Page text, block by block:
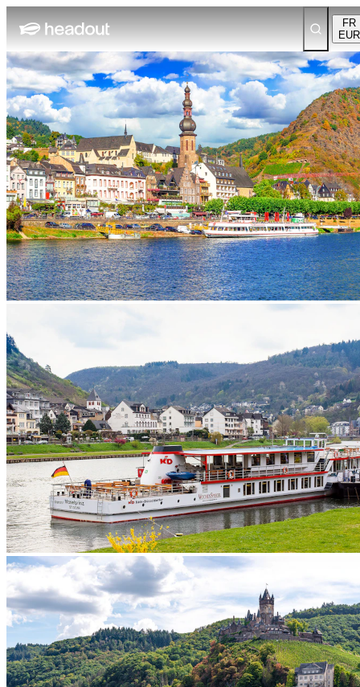
FR
EUR